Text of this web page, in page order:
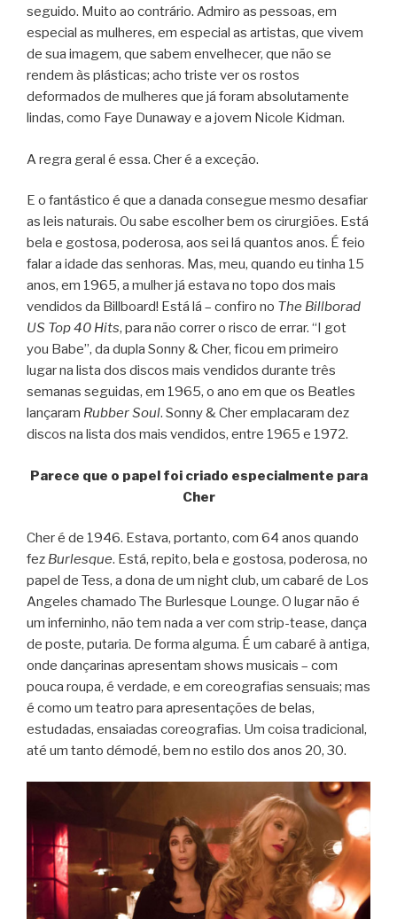
seguido. Muito ao contrário. Admiro as pessoas, em
especial as mulheres, em especial as artistas, que vivem
de sua imagem, que sabem envelhecer, que não se
rendem às plásticas; acho triste ver os rostos
deformados de mulheres que já foram absolutamente
lindas, como Faye Dunaway e a jovem Nicole Kidman.
A regra geral é essa. Cher é a exceção.
E o fantástico é que a danada consegue mesmo desafiar
as leis naturais. Ou sabe escolher bem os cirurgiões. Está
bela e gostosa, poderosa, aos sei lá quantos anos. É feio
falar a idade das senhoras. Mas, meu, quando eu tinha 15
anos, em 1965, a mulher já estava no topo dos mais
vendidos da Billboard! Está lá – confiro no The Billborad
US Top 40 Hits, para não correr o risco de errar. “I got
you Babe”, da dupla Sonny & Cher, ficou em primeiro
lugar na lista dos discos mais vendidos durante três
semanas seguidas, em 1965, o ano em que os Beatles
lançaram Rubber Soul. Sonny & Cher emplacaram dez
discos na lista dos mais vendidos, entre 1965 e 1972.
Parece que o papel foi criado especialmente para
Cher
Cher é de 1946. Estava, portanto, com 64 anos quando
fez Burlesque. Está, repito, bela e gostosa, poderosa, no
papel de Tess, a dona de um night club, um cabaré de Los
Angeles chamado The Burlesque Lounge. O lugar não é
um inferninho, não tem nada a ver com strip-tease, dança
de poste, putaria. De forma alguma. É um cabaré à antiga,
onde dançarinas apresentam shows musicais – com
pouca roupa, é verdade, e em coreografias sensuais; mas
é como um teatro para apresentações de belas,
estudadas, ensaiadas coreografias. Um coisa tradicional,
até um tanto démodé, bem no estilo dos anos 20, 30.